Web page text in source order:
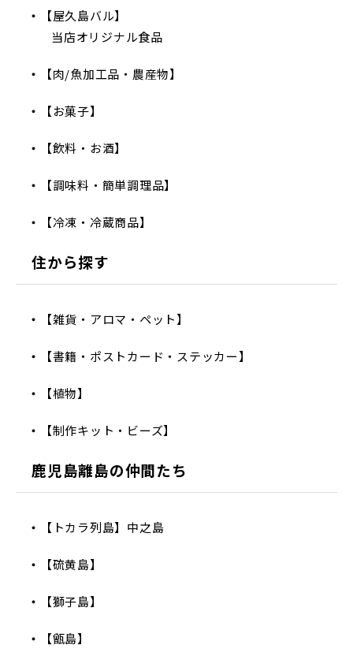
【屋久島バル】
当店オリジナル食品
【肉/魚加工品・農産物】
【お菓子】
【飲料・お酒】
【調味料・簡単調理品】
【冷凍・冷蔵商品】
住から探す
【雑貨・アロマ・ペット】
【書籍・ポストカード・ステッカー】
【植物】
【制作キット・ビーズ】
鹿児島離島の仲間たち
【トカラ列島】中之島
【硫黄島】
【獅子島】
【甑島】